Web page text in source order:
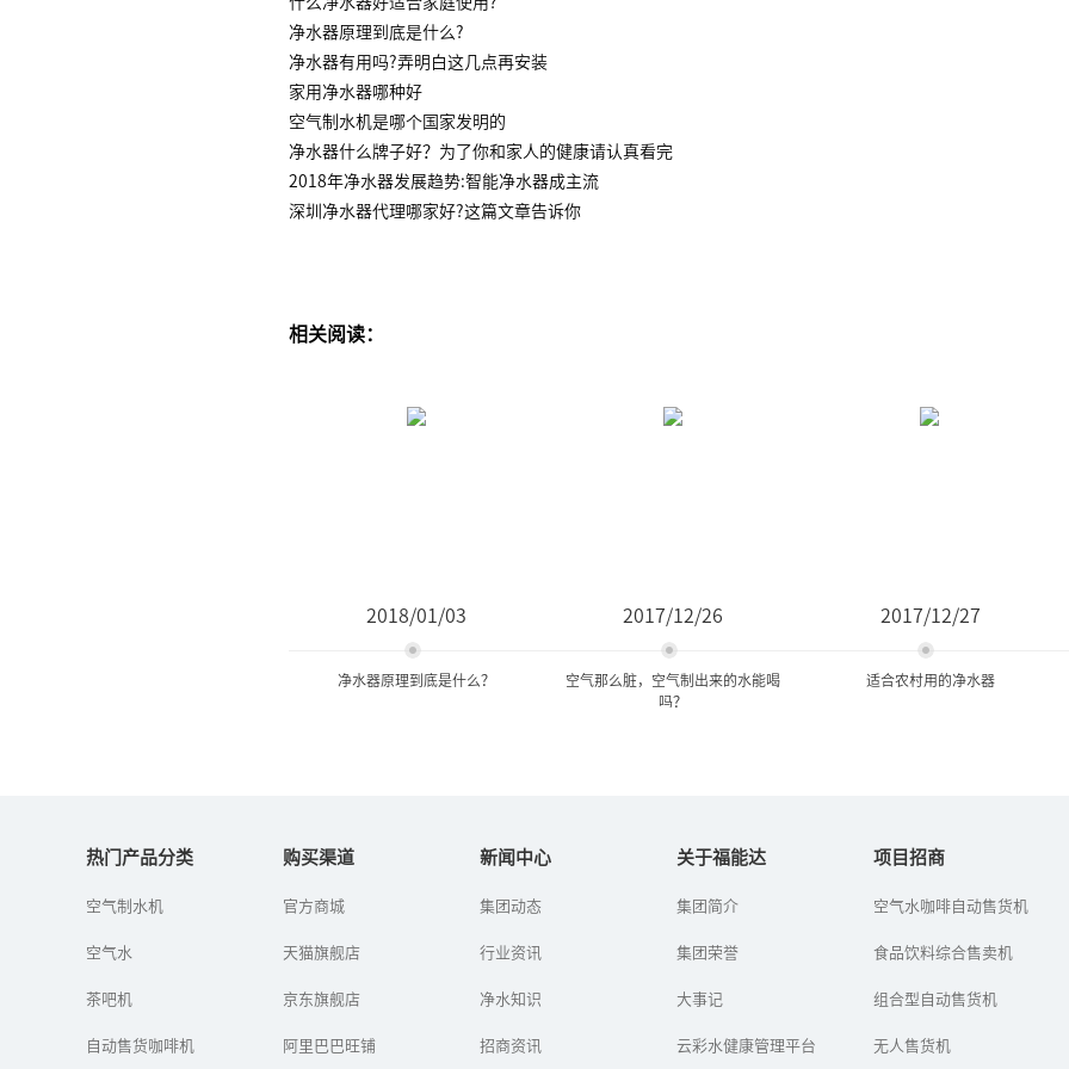
净水器原理到底是什么?
净水器有用吗?弄明白这几点再安装
家用净水器哪种好
空气制水机是哪个国家发明的
净水器什么牌子好？为了你和家人的健康请认真看完
2018年净水器发展趋势:智能净水器成主流
深圳净水器代理哪家好?这篇文章告诉你
相关阅读：
2018/01/03
净水器原理到底是什么？
饮用水的质量开始被人们
入人们的家中。那么，净
能达到净水...
2017/12/26
空气那么脏，空气制出来的水能喝
吗？
如何从空气中取水？初次
一反应都是：“如今的空
2017/12/27
适合农村用的净水器
吗？什么样的净水器适合
热门产品分类
空气制水机
空气水
茶吧机
自动售货咖啡机
购买渠道
官方商城
天猫旗舰店
京东旗舰店
阿里巴巴旺铺
新闻中心
集团动态
行业资讯
净水知识
招商资讯
关于福能达
集团简介
集团荣誉
大事记
云彩水健康管理平台
项目招商
空气水咖啡自动售货机
食品饮料综合售卖机
组合型自动售货机
无人售货机